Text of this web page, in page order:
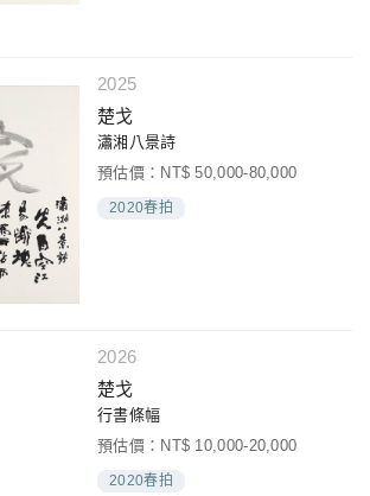
2025
楚戈
瀟湘八景詩
預估價：NT$ 50,000-80,000
2020春拍
2026
楚戈
行書條幅
預估價：NT$ 10,000-20,000
2020春拍